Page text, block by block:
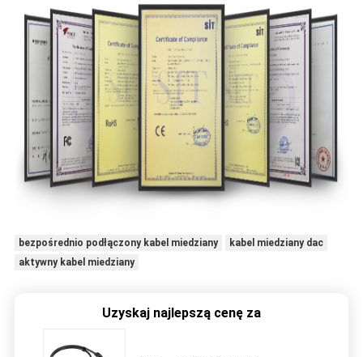
bezpośrednio podłączony kabel miedziany
kabel miedziany dac
aktywny kabel miedziany
Uzyskaj najlepszą cenę za